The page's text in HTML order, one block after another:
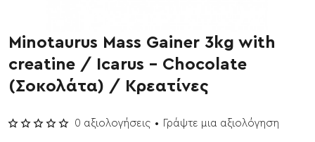
Minotaurus Mass Gainer 3kg with
creatine / Icarus - Chocolate
(Σοκολάτα) / Κρεατίνες
0 αξιολογήσεις • Γράψτε μια αξιολόγηση